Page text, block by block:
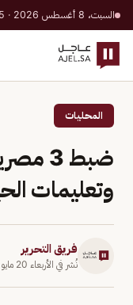
السبت، 8 أغسطس 2026 · 25 صفر 1448 هـ
المحليات
ضبط 3
وتعليمات
فريق التحرير
نُشر في الأربعاء 20 مايو 2026